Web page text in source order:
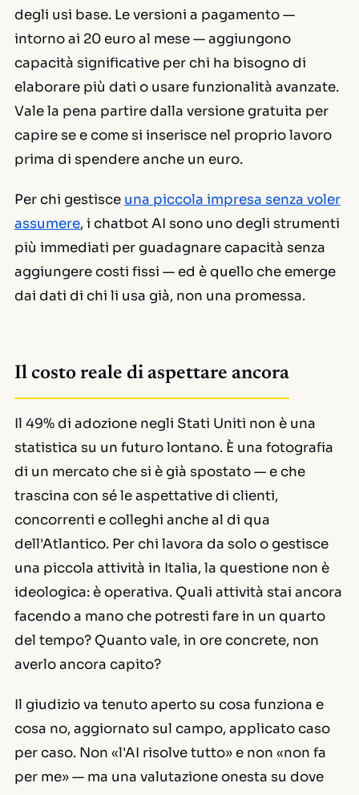
degli usi base. Le versioni a pagamento —
intorno ai 20 euro al mese — aggiungono
capacità significative per chi ha bisogno di
elaborare più dati o usare funzionalità avanzate.
Vale la pena partire dalla versione gratuita per
capire se e come si inserisce nel proprio lavoro
prima di spendere anche un euro.
Per chi gestisce una piccola impresa senza voler
assumere, i chatbot AI sono uno degli strumenti
più immediati per guadagnare capacità senza
aggiungere costi fissi — ed è quello che emerge
dai dati di chi li usa già, non una promessa.
Il costo reale di aspettare ancora
Il 49% di adozione negli Stati Uniti non è una
statistica su un futuro lontano. È una fotografia
di un mercato che si è già spostato — e che
trascina con sé le aspettative di clienti,
concorrenti e colleghi anche al di qua
dell'Atlantico. Per chi lavora da solo o gestisce
una piccola attività in Italia, la questione non è
ideologica: è operativa. Quali attività stai ancora
facendo a mano che potresti fare in un quarto
del tempo? Quanto vale, in ore concrete, non
averlo ancora capito?
Il giudizio va tenuto aperto su cosa funziona e
cosa no, aggiornato sul campo, applicato caso
per caso. Non «l'AI risolve tutto» e non «non fa
per me» — ma una valutazione onesta su dove